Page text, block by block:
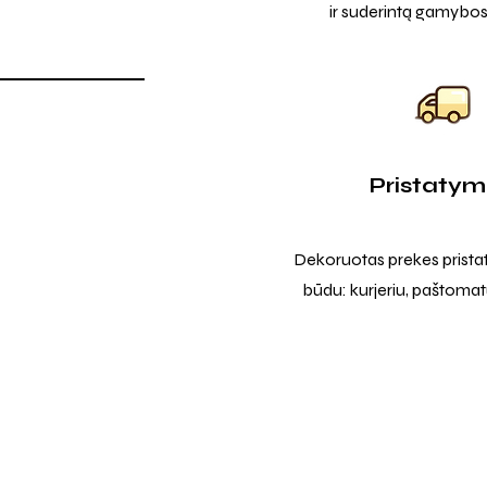
ir suderintą
Dekoruotas prekes
būdu: kurjeriu,